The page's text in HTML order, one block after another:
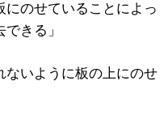
にのせていることによっ
きる」
いように板の上にのせ